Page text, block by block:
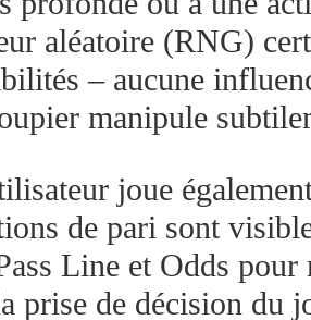
aléatoire (RNG)
– aucune
manipule
joue
de pari sont
Line et Odds
prise de décision du